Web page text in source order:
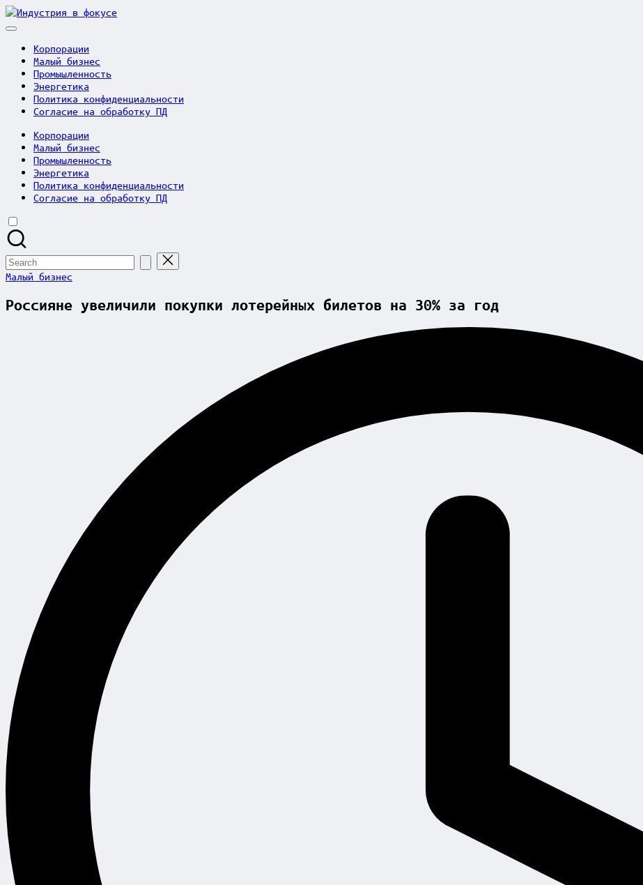
Skip
to
Индустрия
Корпорации
Малый бизнес
Промышленность
Энергетика
Политика конфиденциальности
Согласие на обработку ПД
Корпорации
Малый бизнес
Промышленность
Энергетика
Политика конфиденциальности
Согласие на обработку ПД
Search
for:
Posted
Малый бизнес
Россияне увеличили покупки лотерейных билетов на 30% за год